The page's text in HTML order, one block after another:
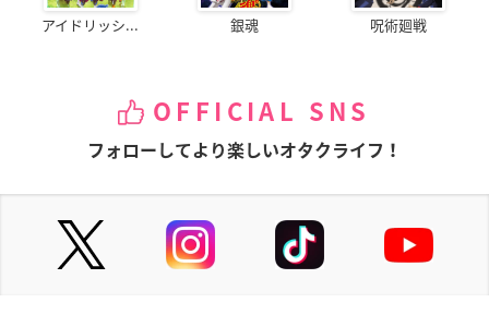
アイドリッシ... 銀魂 呪術廻戦
OFFICIAL SNS
フォローしてより楽しいオタクライフ！